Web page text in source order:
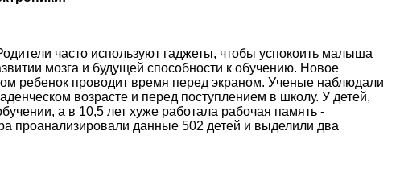
часто используют гаджеты, чтобы успокоить малыша
мозга и будущей способности к обучению. Новое
ребенок проводит время перед экраном. Ученые наблюдали
возрасте и перед поступлением в школу. У детей,
а в 10,5 лет хуже работала рабочая память -
проанализировали данные 502 детей и выделили два